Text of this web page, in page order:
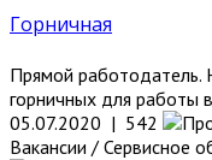
Горничная
Прямой работодатель.
горничных для работы
05.07.2020 | 542
Вакансии / Сервисное